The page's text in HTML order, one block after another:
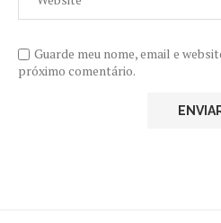
Guarde meu nome, email e
próximo comentário.